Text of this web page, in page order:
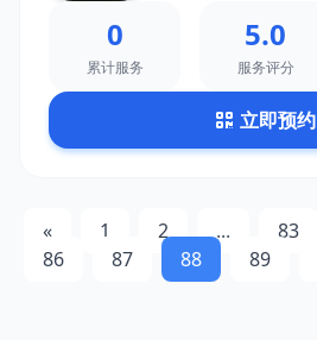
0
累计服务
5.0
服务评分
立即预约
« 1 2 ... 83
86
87 88 89